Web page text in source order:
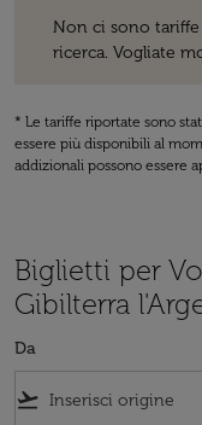
Non ci sono
ricerca. Vogliate
* Le tariffe riportate sono
essere più disponibili al
addizionali possono essere
Biglietti per
Gibilterra
Da
flight_takeoff